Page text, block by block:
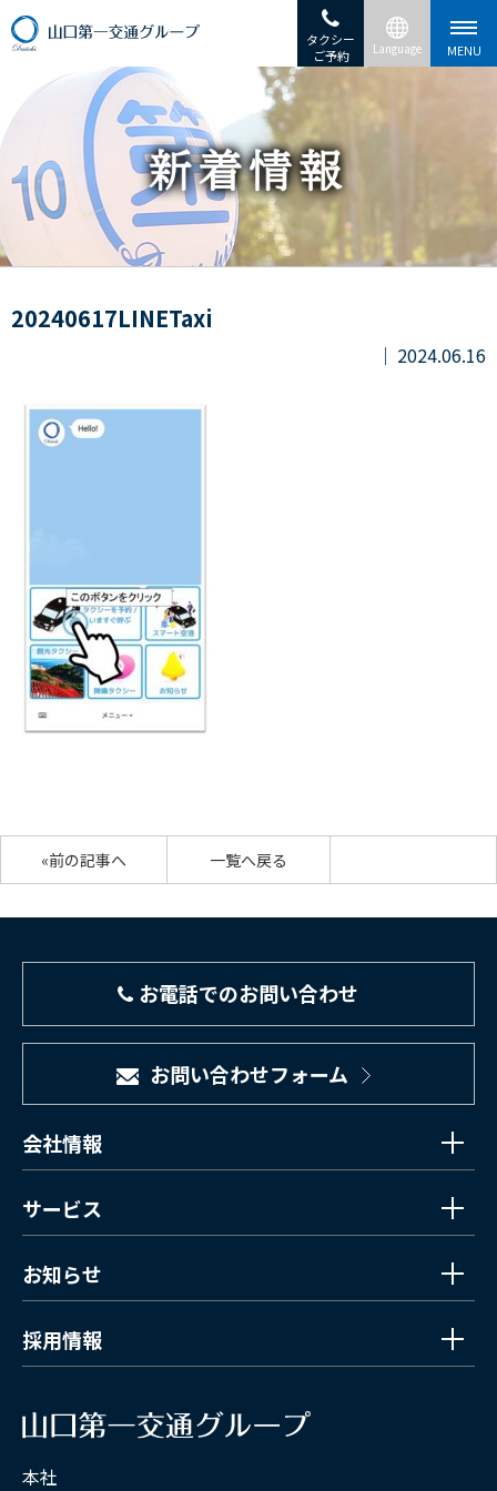
タクシー
ご予約
20240617LINETaxi
2024.06.16
«前の記事へ 一覧へ戻る
お電話でのお問い合わせ
お問い合わせフォーム
会社情報
サービス
お知らせ
採用情報
本社